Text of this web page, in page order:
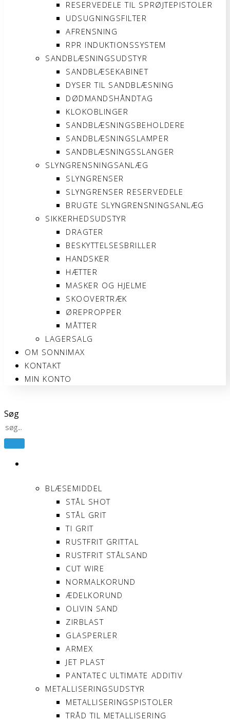
RESERVEDELE TIL SPRØJTEPISTOLER
UDSUGNINGSFILTER
AFRENSNING
RPR INDUKTIONSSYSTEM
SANDBLÆSNINGSUDSTYR
SANDBLÆSEKABINET
DYSER TIL SANDBLÆSNING
DØDMANDSHÅNDTAG
KLOKOBLINGER
SANDBLÆSNINGSBEHOLDERE
SANDBLÆSNINGSLAMPER
SANDBLÆSNINGSSLANGER
SLYNGRENSNINGSANLÆG
SLYNGRENSER
SLYNGRENSER RESERVEDELE
BRUGTE SLYNGRENSNINGSANLÆG
SIKKERHEDSUDSTYR
DRAGTER
BESKYTTELSESBRILLER
HANDSKER
HÆTTER
MASKER OG HJELME
SKOOVERTRÆK
ØREPROPPER
MÅTTER
LAGERSALG
OM SONNIMAX
KONTAKT
MIN KONTO
Søg
BLÆSEMIDDEL
STÅL SHOT
STÅL GRIT
TI GRIT
RUSTFRIT GRITTAL
RUSTFRIT STÅLSAND
CUT WIRE
NORMALKORUND
ÆDELKORUND
OLIVIN SAND
ZIRBLAST
GLASPERLER
ARMEX
JET PLAST
PANTATEC ULTIMATE ADDITIV
METALLISERINGSUDSTYR
METALLISERINGSPISTOLER
TRÅD TIL METALLISERING